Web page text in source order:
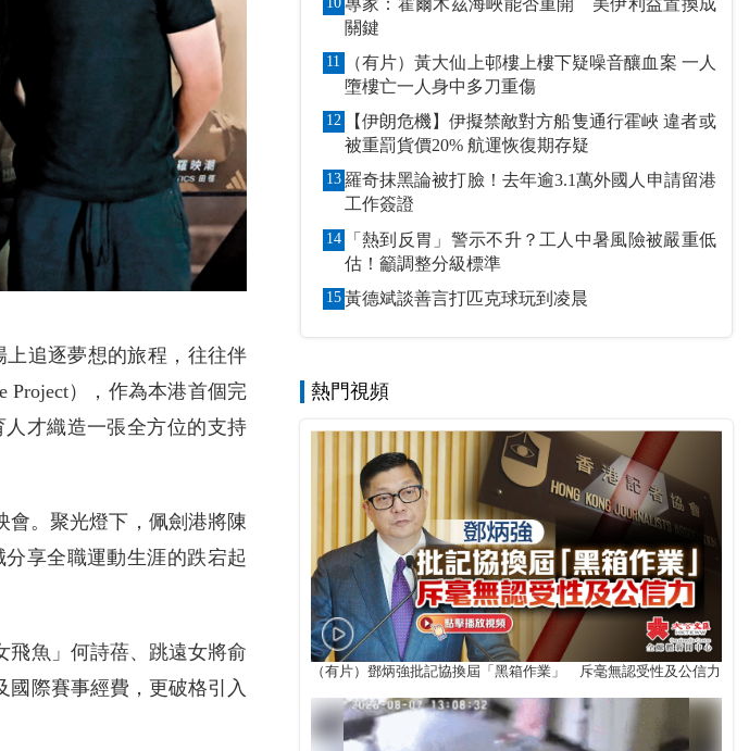
追逐夢想的旅程，往往伴
Project），作為本港首個完
才織造一張全方位的支持
會。聚光燈下，佩劍港將陳
享全職運動生涯的跌宕起
飛魚」何詩蓓、跳遠女將俞
際賽事經費，更破格引入
關鍵
11
（有片）黃大仙上邨樓上樓下疑噪音釀血案 一人
墮樓亡一人身中多刀重傷
12
【伊朗危機】伊擬禁敵對方船隻通行霍峽 違者或
被重罰貨價20% 航運恢復期存疑
13 羅奇抹黑論被打臉！去年逾3.1萬外國人申請留港
工作簽證
14
「熱到反胃」警示不升？工人中暑風險被嚴重低
估！籲調整分級標準
15 黃德斌談善言打匹克球玩到凌晨
熱門視頻
（有片）鄧炳強批記協換屆「黑箱作業」 斥毫無認受性及公信力